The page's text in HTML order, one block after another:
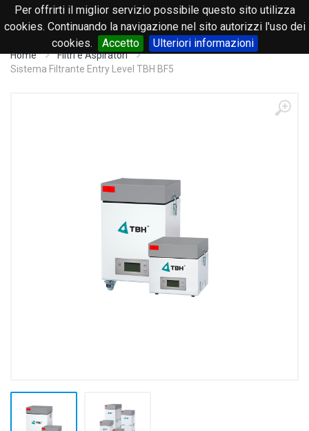
Per offrirti il miglior servizio possibile questo sito utilizza
cookies. Continuando la navigazione nel sito autorizzi l'uso dei
cookies.
Accetto Ulteriori informazioni
0
Home
Filtri e Aspiratori
Sistema Filtrante Entry Level TBH BF5